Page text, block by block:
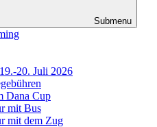
Submenu
20. Juli 2026
Dana Cup
mit Bus
mit dem Zug